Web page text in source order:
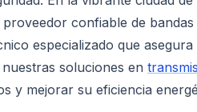
confiable de
especializado que
soluciones en
y mejorar su eficiencia